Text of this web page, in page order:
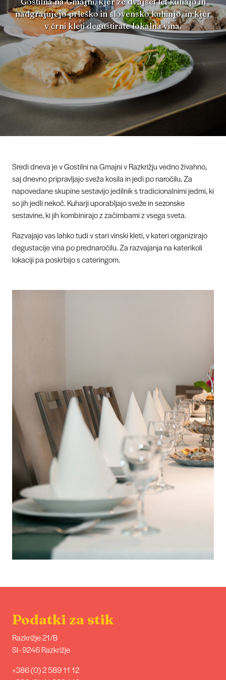
nadgrajujejo prleško in slovensko kuhinjo, in kjer
v črni kleti degustirate lokalna vina.
Sredi dneva je v Gostilni na Gmajni v Razkrižju vedno živahno,
saj dnevno pripravljajo sveža kosila in jedi po naročilu. Za
napovedane skupine sestavijo jedilnik s tradicionalnimi jedmi, ki
so jih jedli nekoč. Kuharji uporabljajo sveže in sezonske
sestavine, ki jih kombinirajo z začimbami z vsega sveta.
Razvajajo vas lahko tudi v stari vinski kleti, v kateri organizirajo
degustacije vina po prednaročilu. Za razvajanja na katerikoli
lokaciji pa poskrbijo s cateringom.
Podatki za stik
Razkrižje 21/B
SI - 9246 Razkrižje
+386 (0) 2 589 11 12